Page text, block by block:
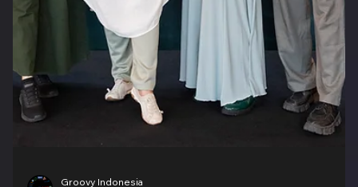
Guangxi Culture and Tourism Conference yang digelar di
Sheraton Gandaria, Jakarta, Kamis (5/2/2026). Acara ini
bertujuan untuk mempromosikan dan memperkuat kerja sama
parawisata dan kebudayaan antara Indonesia dan Tiongkok
dengan menunjukkan budaya dan infrastruktur dari Guangxi.
Mereka menununjukkan keindahan alam, flora dan fauna, suku
suku tradisional, dan hal hal menarik lain yang ada di Guangxi
untuk memperkuat daya tarik mereka agar parawisatawan dari